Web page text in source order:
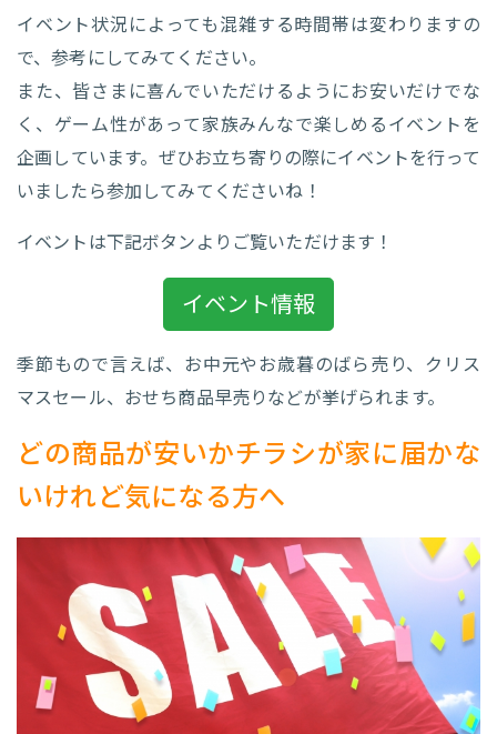
イベント状況によっても混雑する時間帯は変わりますの
で、参考にしてみてください。
また、皆さまに喜んでいただけるようにお安いだけでな
く、ゲーム性があって家族みんなで楽しめるイベントを
企画しています。ぜひお立ち寄りの際にイベントを行って
いましたら参加してみてくださいね！
イベントは下記ボタンよりご覧いただけます！
イベント情報
季節もので言えば、お中元やお歳暮のばら売り、クリス
マスセール、おせち商品早売りなどが挙げられます。
どの商品が安いかチラシが家に届かな
いけれど気になる方へ